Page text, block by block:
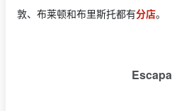
敦、布莱顿和布里斯托都有分店。